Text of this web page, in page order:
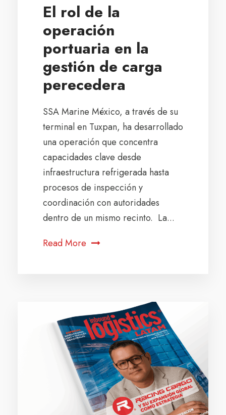
El rol de la
operación
portuaria en la
gestión de carga
perecedera
SSA Marine México, a través de su
terminal en Tuxpan, ha desarrollado
una operación que concentra
capacidades clave desde
infraestructura refrigerada hasta
procesos de inspección y
coordinación con autoridades
dentro de un mismo recinto. La...
Read More